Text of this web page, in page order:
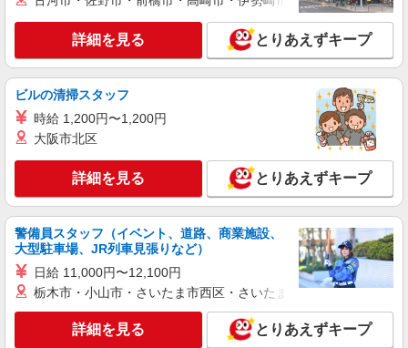
キープ 詳細を見る
派遣社員
株式会社kotrio /●KM-H-1978134
デイサービスの看護師＊日払いOK！推し活の
軍資金も即ゲット◎
時給2300円〜2875円＜交通費全額支給(ガソリ
水前寺駅周辺 ≪車通勤OK≫
キープ 詳細を見る
株式会社kotrio /●KM-H-2020738
≪熊本市中央区≫年齢不問！０からスタートで
も活躍できる看護助手♪
時給1450円〜2062円 ＜日払い有/週払い有/交
詳細を見る とりあえずキープ
ビルの清掃スタッフ
時給 1,200円〜1,200円
大阪市北区
詳細を見る とりあえずキープ
警備員スタッフ（イベント、道路、商業施設、
大型駐車場、JR列車見張りなど）
日給 11,000円〜12,100円
栃木市・小山市・さいたま市西区・さいたま市岩槻区・久喜市・
詳細を見る とりあえずキープ